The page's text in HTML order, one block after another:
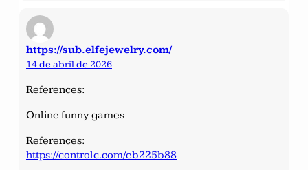
https://sub.elfejewelry.com/
14 de abril de 2026
References:
Online funny games
References:
https://controlc.com/eb225b88